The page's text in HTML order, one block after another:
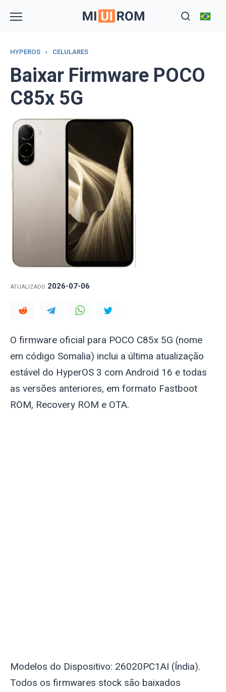
HYPEROS › CELULARES
Baixar Firmware POCO
C85x 5G
ATUALIZADO 2026-07-06
O firmware oficial para POCO C85x 5G (nome
em código Somalia) inclui a última atualização
estável do HyperOS 3 com Android 16 e todas
as versões anteriores, em formato Fastboot
ROM, Recovery ROM e OTA.
Modelos do Dispositivo: 26020PC1AI (Índia).
Todos os firmwares stock são baixados